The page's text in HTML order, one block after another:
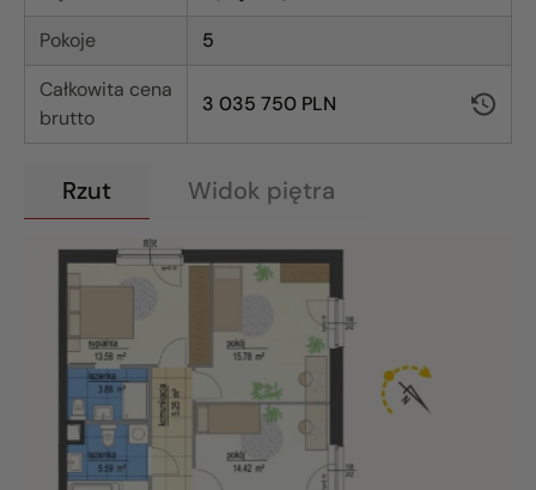
Pokoje
5
Całkowita cena
brutto
3 035 750 PLN
Rzut Widok piętra